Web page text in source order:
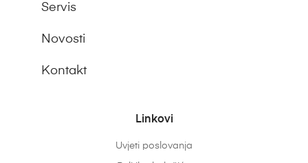
Servis
Novosti
Kontakt
Linkovi
Uvjeti poslovanja